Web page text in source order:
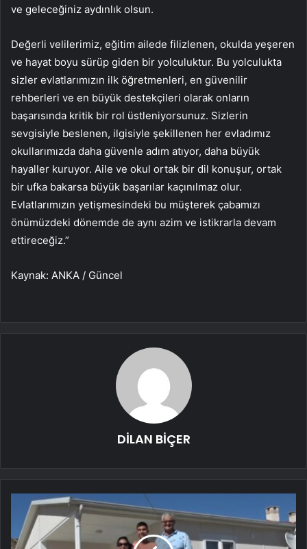
ve geleceğiniz aydınlık olsun.
Değerli velilerimiz, eğitim ailede filizlenen, okulda yeşeren
ve hayat boyu sürüp giden bir yolculuktur. Bu yolculukta
sizler evlatlarımızın ilk öğretmenleri, en güvenilir
rehberleri ve en büyük destekçileri olarak onların
başarısında kritik bir rol üstleniyorsunuz. Sizlerin
sevgisiyle beslenen, ilgisiyle şekillenen her evladımız
okullarımızda daha güvenle adım atıyor, daha büyük
hayaller kuruyor. Aile ve okul ortak bir dil konuşur, ortak
bir ufka bakarsa büyük başarılar kaçınılmaz olur.
Evlatlarımızın yetişmesindeki bu müşterek çabamızı
önümüzdeki dönemde de aynı azim ve istikrarla devam
ettireceğiz.”
Kaynak: ANKA / Güncel
DİLAN BİÇER